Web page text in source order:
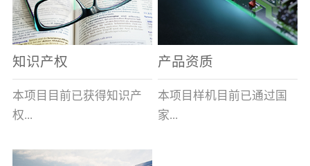
表示带熔断指示及信号输
出功能,在S后加/H数字表
示适用于高海拔产品,即H1
表示大于1000米小于等于
米小于等于3000米，H3表
示大于3000米小于等于
全球的风能约为
2.74×109MW，其中可...
全性、相对的广泛性、确
实的长寿命和免维护性、
资源的充...
知识产权
本项目目前已获得知识产
权...
产品资质
本项目样机目前已通过国
家...